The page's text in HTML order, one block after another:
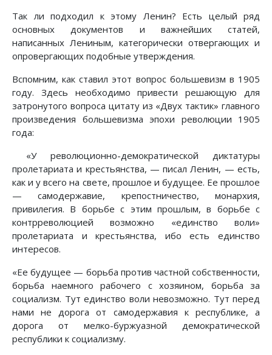
Так ли подходил к этому Ленин? Есть целый ряд
основных документов и важнейших статей,
написанных Лениным, категорически отвергающих и
опровергающих подобные утверждения.
Вспомним, как ставил этот вопрос большевизм в 1905
году. Здесь необходимо привести решающую для
затронутого вопроса цитату из «Двух тактик» главного
произведения большевизма эпохи революции 1905
года:
«У революционно-демократической диктатуры
пролетариата и крестьянства, — писал Ленин, — есть,
как и у всего на свете, прошлое и будущее. Ее прошлое
— самодержавие, крепостничество, монархия,
привилегия. В борьбе с этим прошлым, в борьбе с
контрреволюцией возможно «единство воли»
пролетариата и крестьянства, ибо есть единство
интересов.
«Ее будущее — борьба против частной собственности,
борьба наемного рабочего с хозяином, борьба за
социализм. Тут единство воли невозможно. Тут перед
нами не дорога от самодержавия к республике, а
дорога от мелко-буржуазной демократической
республики к социализму.